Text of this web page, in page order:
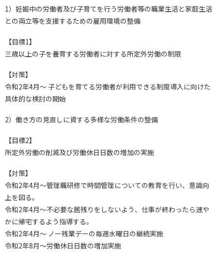
1）妊娠中の労働者及び子育てを行う労働者等の職業生活と家庭生活
との両立等を支援するための雇用環境の整備
【目標1】
三歳以上の子を養育する労働者に対する所定外労働の制限
【対策】
令和2年4月～ 子どもを育てる労働者が利用できる制度導入に向けた
具体的な検討の開始
2）働き方の見直しに資する多様な労働条件の整備
【目標2】
所定外労働の削減及び労働休日日数の増加の実施
【対策】
令和2年4月～管理職研修で時間管理についての教育を行い、意識向
上を図る。
令和2年4月～不必要な居残りをしないよう、仕事が終わったら速や
かに帰宅するよう指導する。
令和2年4月～ ノー残業デーの毎週水曜日の継続実施
令和2年8月～労働休日日数の増加実施